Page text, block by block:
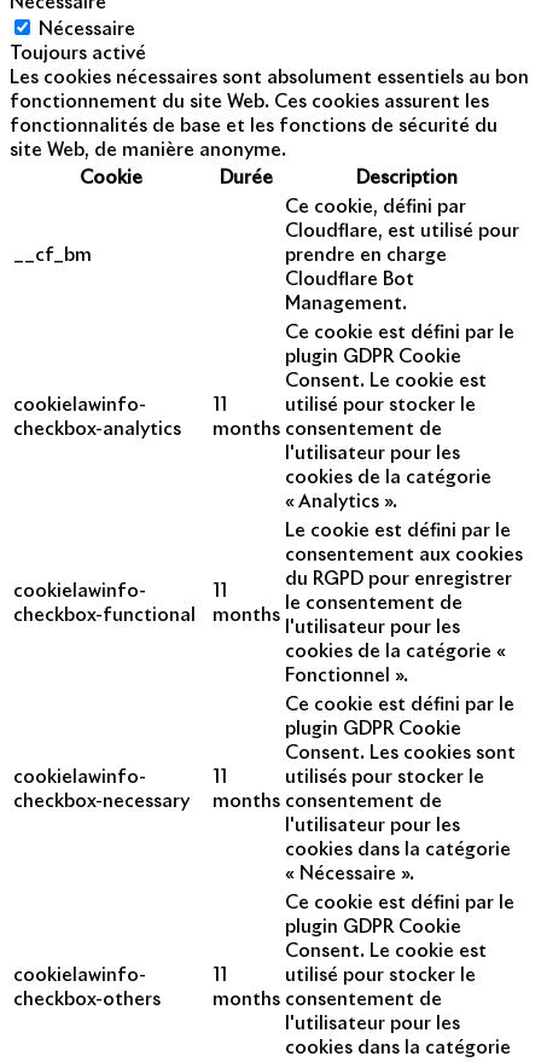
Nécessaire
Toujours activé
Les cookies nécessaires sont absolument essentiels au bon
fonctionnement du site Web. Ces cookies assurent les
fonctionnalités de base et les fonctions de sécurité du
site Web, de manière anonyme.
Cookie
Durée Description
__cf_bm
Ce cookie, défini par
Cloudflare, est utilisé pour
prendre en charge
Cloudflare Bot
Management.
cookielawinfo-
checkbox-analytics
months
Ce cookie est défini par le
plugin GDPR Cookie
Consent. Le cookie est
utilisé pour stocker le
consentement de
l'utilisateur pour les
cookies de la catégorie
« Analytics ».
cookielawinfo-
checkbox-functional
months
Le cookie est défini par le
consentement aux cookies
du RGPD pour enregistrer
le consentement de
l'utilisateur pour les
cookies de la catégorie «
Fonctionnel ».
cookielawinfo-
checkbox-necessary
months
Ce cookie est défini par le
plugin GDPR Cookie
Consent. Les cookies sont
utilisés pour stocker le
consentement de
l'utilisateur pour les
cookies dans la catégorie
« Nécessaire ».
cookielawinfo-
checkbox-others
months
Ce cookie est défini par le
plugin GDPR Cookie
Consent. Le cookie est
utilisé pour stocker le
consentement de
l'utilisateur pour les
cookies dans la catégorie